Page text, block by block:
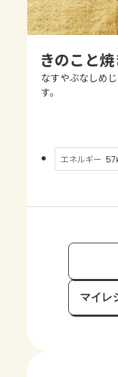
レシピ
よくある
AJINOMOTO
きのこと
なすやぶなしめ
す。
エネルギー 57
マイレ
保存済